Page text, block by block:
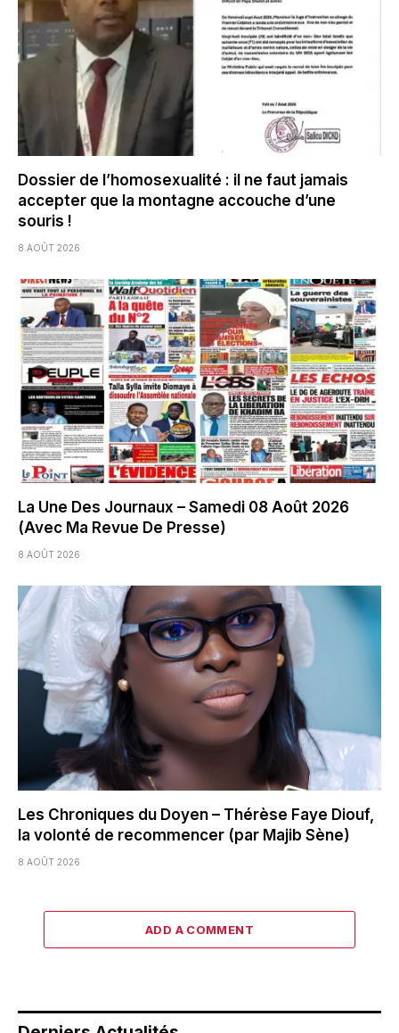
Dossier de l’homosexualité : il ne faut jamais
accepter que la montagne accouche d’une
souris !
8 AOÛT 2026
La Une Des Journaux – Samedi 08 Août 2026
(Avec Ma Revue De Presse)
8 AOÛT 2026
Les Chroniques du Doyen – Thérèse Faye Diouf,
la volonté de recommencer (par Majib Sène)
8 AOÛT 2026
ADD A COMMENT